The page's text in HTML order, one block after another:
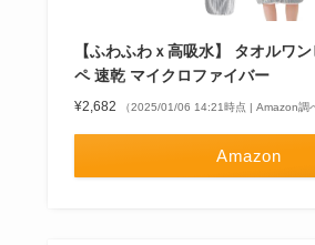
【ふわふわｘ高吸水】 タオルワ
ペ 速乾 マイクロファイバー
¥2,682 （2025/01/06 14:21時点 | Amazon調
Amazon